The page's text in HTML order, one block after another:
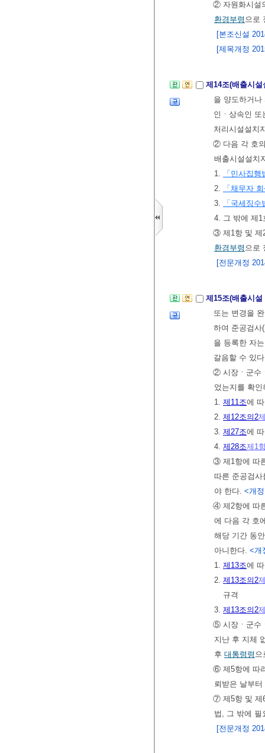
② 자원화시설
환경부령 으로
[본조신설
[제목개정
제14조(배출시
을 양도하거
인ㆍ상속인
처리시설설치
② 다음 각 호
배출시설설치
1.
「민사집행
2.
「채무자
3.
「국세징수
4. 그 밖에 제1
③ 제1항 및 제
환경부령 으로
[전문개정
제15조(배출시
또는 변경을
하여 준공검사
을 등록한 자
갈음할 수 있
② 시장ㆍ군수
었는지를 확
1. 제11조에
2. 제12조의2
3. 제27조에
4. 제28조제1
③ 제1항에 따
따른 준공검
야 한다. <개
④ 제2항에 따
에 다음 각 호
해당 기간 동
아니한다. <개
1. 제13조에
2. 제13조의2
규격
3. 제13조의2
⑤ 시장ㆍ군수
지난 후 지체
후 대통령령 으
⑥ 제5항에 따
뢰받은 날부
⑦ 제5항 및 제
법, 그 밖에
[전문개정